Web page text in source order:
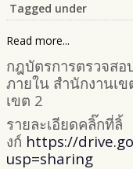
Tagged under
Read more...
กฎบัตรการตรวจส
ภายใน สำนักงานเ
เขต 2
รายละเอียดคลิ๊กที่ลิ้
งก์ https://
usp=sharing